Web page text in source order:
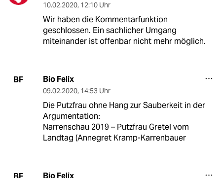
10.02.2020, 12:10 Uhr
Wir haben die Kommentarfunktion
geschlossen. Ein sachlicher Umgang
miteinander ist offenbar nicht mehr möglich.
BF Bio Felix
09.02.2020, 14:53 Uhr
Die Putzfrau ohne Hang zur Sauberkeit in der
Argumentation:
Narrenschau 2019 – Putzfrau Gretel vom
Landtag (Annegret Kramp-Karrenbauer